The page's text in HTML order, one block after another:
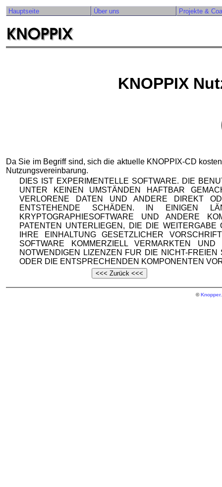
Hauptseite Über uns Projekte &
KNOPPIX
Da Sie im Begriff sind, sich die aktuelle KNOPPIX-CD
Nutzungsvereinbarung.
DIES IST EXPERIMENTELLE SOFTWARE. DIE
UNTER KEINEN UMSTÄNDEN HAFTBAR
VERLORENE DATEN UND ANDERE DIREKT
ENTSTEHENDE SCHÄDEN. IN EINIGEN
KRYPTOGRAPHIESOFTWARE UND ANDERE
PATENTEN UNTERLIEGEN, DIE DIE
IHRE EINHALTUNG GESETZLICHER
SOFTWARE KOMMERZIELL VERMARKTEN
NOTWENDIGEN LIZENZEN FUR DIE NICHT-
ODER DIE ENTSPRECHENDEN KOMPONENTEN
©